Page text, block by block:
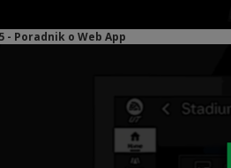
- Poradnik o Web App